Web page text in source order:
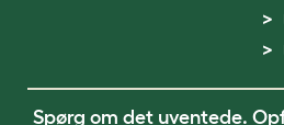
Spørg om det uventede.